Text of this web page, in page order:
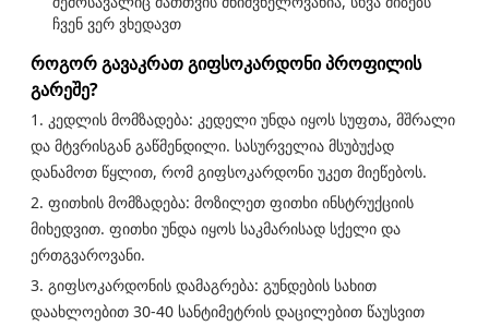
ჩვენ ვერ ვხედავთ
როგორ გავაკრათ გიფსოკარდონი პროფილის
გარეშე?
1. კედლის მომზადება: კედელი უნდა იყოს სუფთა, მშრალი
და მტვრისგან გაწმენდილი. სასურველია მსუბუქად
დანამოთ წყლით, რომ გიფსოკარდონი უკეთ მიეწებოს.
2. ფითხის მომზადება: მოზილეთ ფითხი ინსტრუქციის
მიხედვით. ფითხი უნდა იყოს საკმარისად სქელი და
ერთგვაროვანი.
3. გიფსოკარდონის დამაგრება: გუნდების სახით
დაახლოებით 30-40 სანტიმეტრის დაცილებით წაუსვით